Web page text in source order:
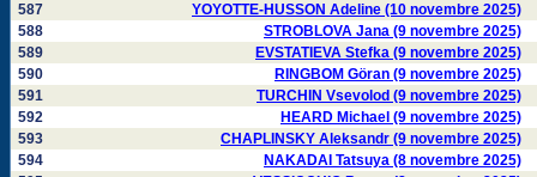
587
YOYOTTE-HUSSON Adeline (10 novembre 2025)
588
STROBLOVA Jana (9 novembre 2025)
589
EVSTATIEVA Stefka (9 novembre 2025)
590
RINGBOM Göran (9 novembre 2025)
591
TURCHIN Vsevolod (9 novembre 2025)
592
HEARD Michael (9 novembre 2025)
593
CHAPLINSKY Aleksandr (9 novembre 2025)
594
NAKADAI Tatsuya (8 novembre 2025)